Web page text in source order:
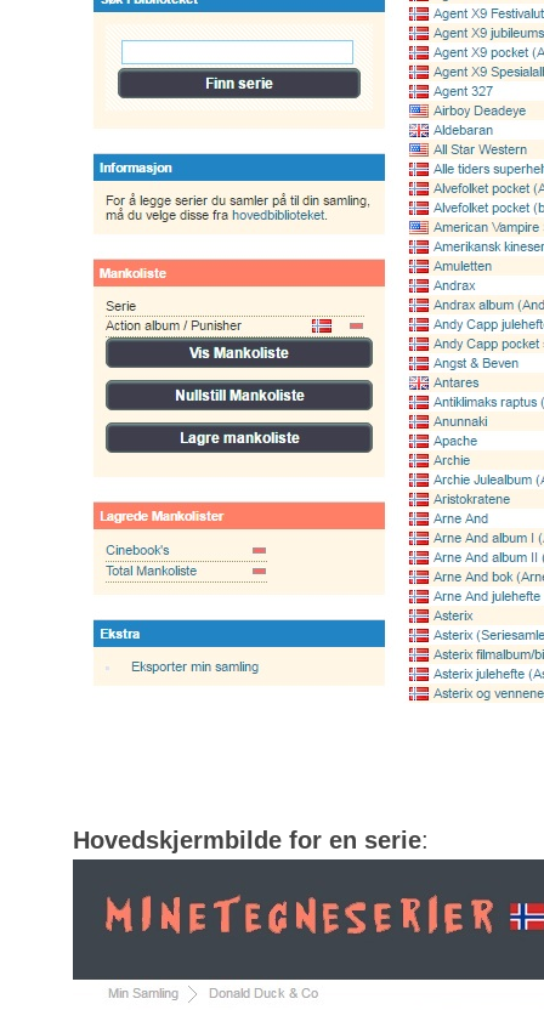
Hovedskjermbilde for en serie: